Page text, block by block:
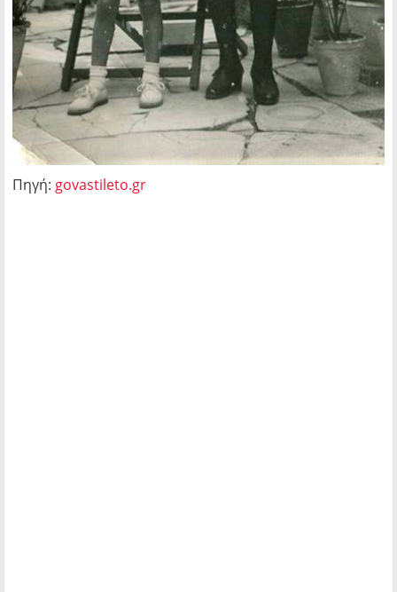
Πηγή: govastileto.gr